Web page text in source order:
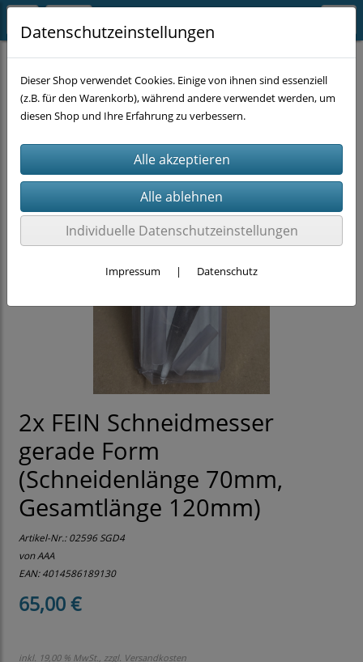
EINZELSTÜCKE
2x FEIN Schneidmesser
gerade Form
(Schneidenlänge 70mm,
Gesamtlänge 120mm)
Artikel-Nr.:02596 SGD4
von AAA
EAN: 4014586189130
65,00 €
inkl. 19,00 % MwSt., zzgl. Versandkosten
Datenschutzeinstellungen
Dieser Shop verwendet Cookies. Einige von ihnen sind essenziell
(z.B. für den Warenkorb), während andere verwendet werden, um
diesen Shop und Ihre Erfahrung zu verbessern.
Individuelle Datenschutzeinstellungen
Impressum | Datenschutz